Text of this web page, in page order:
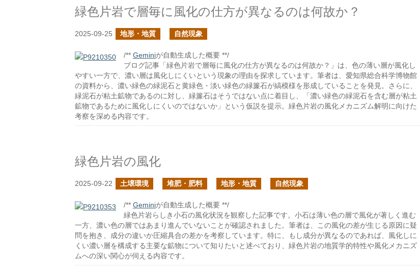
緑色片岩で層毎に風化の仕方が異なるのは何故か？
2025-09-25 地形・地質 自然現象
/** Geminiが自動生成した概要 **/
ブログ記事「緑色片岩で層毎に風化の仕方が異なるのは何故か？」は、色の薄い層が風化し
やすい一方で、濃い層は風化しにくいという現象の理由を探求しています。筆者は、愛知県総合科学博物館
の資料から、濃い緑色の緑泥石と黄緑色・淡い緑色の緑簾石が縞模様を形成していることを発見。さらに、
緑泥石が粘土鉱物であるのに対し、緑簾石はそうではない点に着目し、「濃い緑色の緑泥石を含む層が粘土
鉱物であるために風化しにくいのではないか」という仮説を提示。緑色片岩の風化メカニズム解明に向けた
考察を深める内容です。
緑色片岩の風化
2025-09-22 土壌環境 堆肥・肥料 地形・地質 自然現象
/** Geminiが自動生成した概要 **/
緑色片岩らしき小石の風化状況を観察した記事です。小石は薄い色の層で風化が著しく進む
一方、濃い色の層ではあまり進んでいないことが確認されました。筆者は、この風化の差が生じる原因に疑
問を抱き、成分の違いか圧縮具合の差かを考察しています。特に、もし成分が異なるのであれば、風化しに
くい濃い層を構成する主要な鉱物について知りたいと述べており、緑色片岩の地質学的特性や風化メカニズ
ムへの深い関心が伺える内容です。